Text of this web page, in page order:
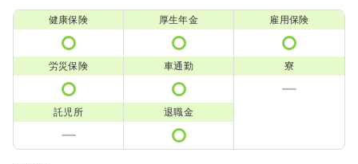
健康保険 厚生年金 雇用保険
労災保険 車通勤 寮
託児所 退職金